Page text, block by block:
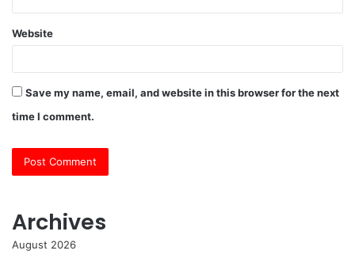
Website
Save my name, email, and website in this browser for the next
time I comment.
Archives
August 2026